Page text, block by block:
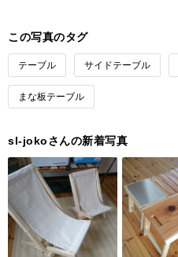
この写真のタグ
テーブル サイドテーブル
まな板テーブル
sl-jokoさんの新着写真